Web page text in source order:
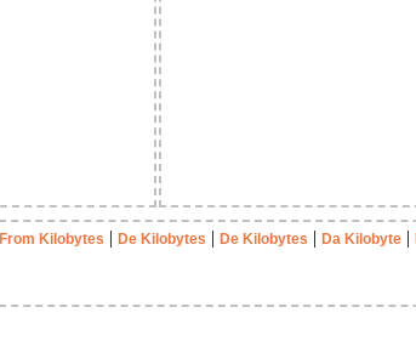
From Kilobytes De Kilobytes De Kilobytes Da Kilobyte